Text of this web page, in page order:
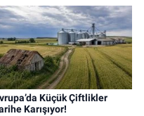
Küçük Çiftlikler
Karışıyor!